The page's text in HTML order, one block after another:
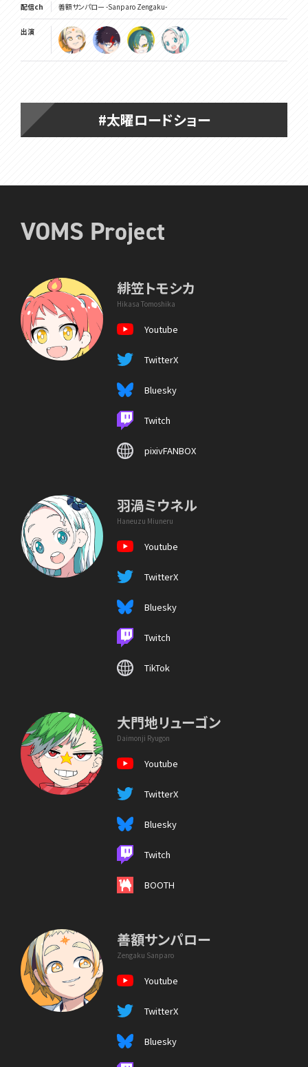
配信ch 善額サンパロー -Sanparo Zengaku-
出演
#太曜ロードショー
VOMS Project
緋笠トモシカ
Hikasa Tomoshika
Youtube
TwitterX
Bluesky
Twitch
pixivFANBOX
羽渦ミウネル
Haneuzu Miuneru
Youtube
TwitterX
Bluesky
Twitch
TikTok
大門地リューゴン
Daimonji Ryugon
Youtube
TwitterX
Bluesky
Twitch
BOOTH
善額サンパロー
Zengaku Sanparo
Youtube
TwitterX
Bluesky